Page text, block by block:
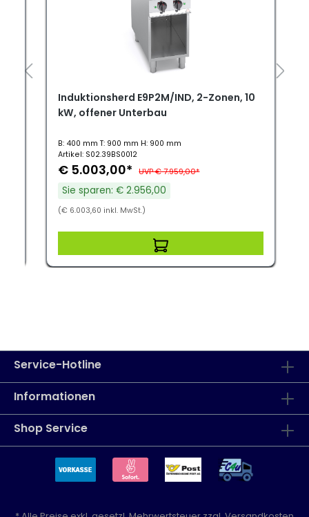
Induktionsherd E9P2M/IND, 2-Zonen, 10
kW, offener Unterbau
B: 400 mm T: 900 mm H: 900 mm
Artikel: S02.39BS0012
€ 5.003,00* UVP € 7.959,00*
Sie sparen: € 2.956,00
(€ 6.003,60 inkl. MwSt.)
Service-Hotline
Informationen
Shop Service